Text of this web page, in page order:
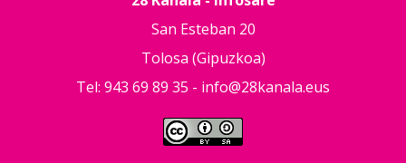
San Esteban 20
Tolosa (Gipuzkoa)
Tel: 943 69 89 35 - info@28kanala.eus